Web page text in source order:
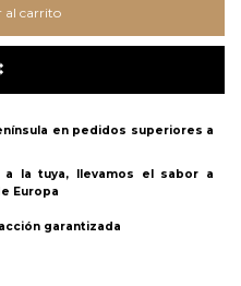
al carrito
en pedidos superiores a
a la tuya, llevamos el sabor a
Europa
garantizada